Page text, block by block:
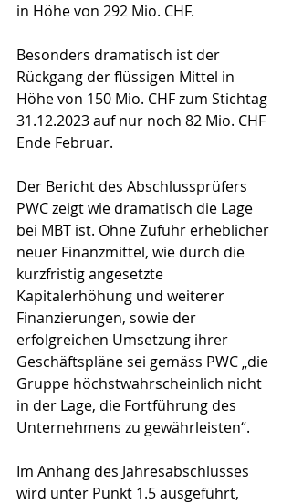
in Höhe von 292 Mio. CHF.
Besonders dramatisch ist der
Rückgang der flüssigen Mittel in
Höhe von 150 Mio. CHF zum Stichtag
31.12.2023 auf nur noch 82 Mio. CHF
Ende Februar.
Der Bericht des Abschlussprüfers
PWC zeigt wie dramatisch die Lage
bei MBT ist. Ohne Zufuhr erheblicher
neuer Finanzmittel, wie durch die
kurzfristig angesetzte
Kapitalerhöhung und weiterer
Finanzierungen, sowie der
erfolgreichen Umsetzung ihrer
Geschäftspläne sei gemäss PWC „die
Gruppe höchstwahrscheinlich nicht
in der Lage, die Fortführung des
Unternehmens zu gewährleisten“.
Im Anhang des Jahresabschlusses
wird unter Punkt 1.5 ausgeführt,